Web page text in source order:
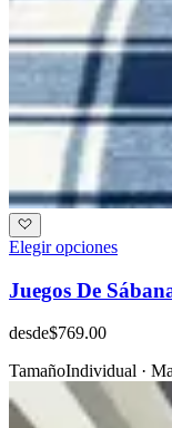
Elegir opciones
Juegos De
desde$769.00
TamañoIndividual ·